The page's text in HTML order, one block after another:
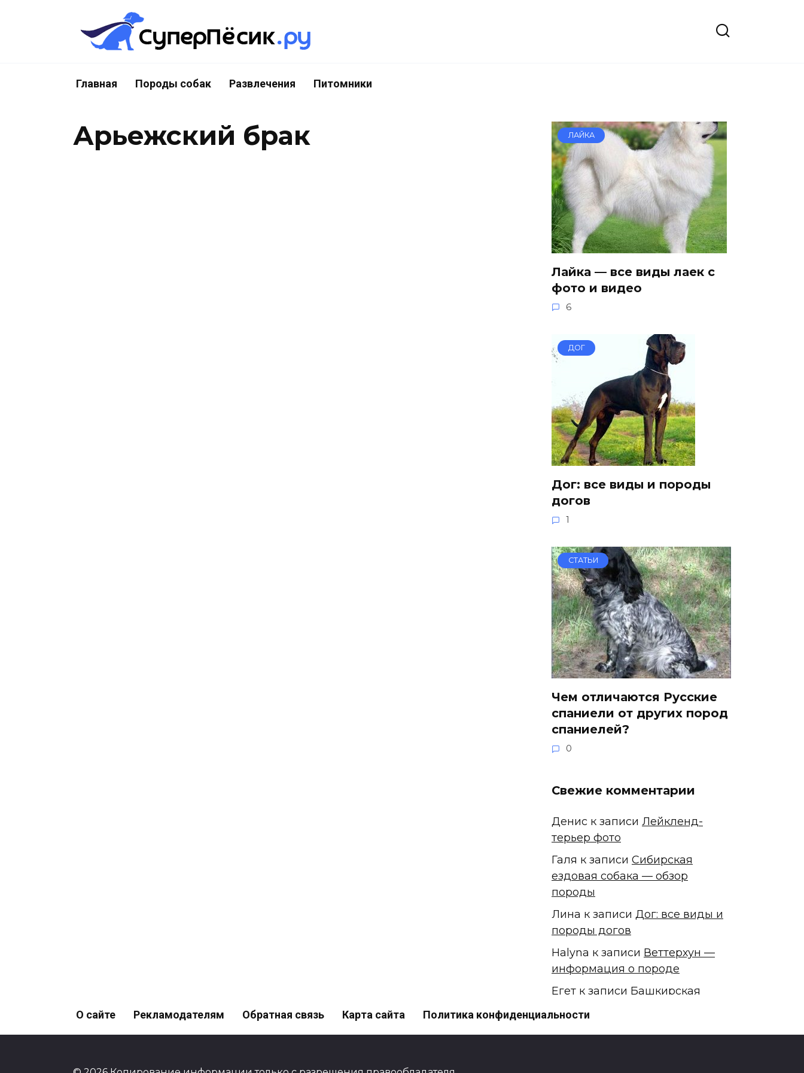
Главная Породы собак Развлечения Питомники
Арьежский брак ЛАЙКА
Лайка — все виды лаек с
фото и видео
6
ДОГ
Дог: все виды и породы
догов
1
СТАТЬИ
Чем отличаются Русские
спаниели от других пород
спаниелей?
0
Свежие комментарии
Денис к записи Лейкленд-
терьер фото
Галя к записи Сибирская
ездовая собака — обзор
породы
Лина к записи Дог: все виды и
породы догов
Halyna к записи Веттерхун —
информация о породе
Егет к записи Башкирская
О сайте Рекламодателям Обратная связь Карта сайта Политика конфиденциальности